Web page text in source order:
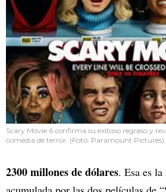
Scary Movie 6 confirma su exitoso regreso y
comedia de terror. (Foto: Paramount Pictures).
2300 millones de dólares. Esa es